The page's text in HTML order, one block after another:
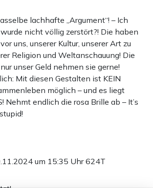
lachhafte „Argument“! – Ich
nicht völlig zerstört?! Die haben
uns, unserer Kultur, unserer Art zu
Religion und Weltanschauung! Die
unser Geld nehmen sie gerne!
Mit diesen Gestalten ist KEIN
möglich – und es liegt
Nehmt endlich die rosa Brille ab – It’s
um 15:35 Uhr624T